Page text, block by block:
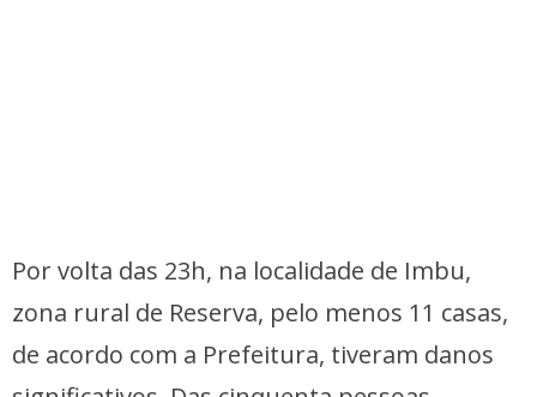
Por volta das 23h, na localidade de Imbu,
zona rural de Reserva, pelo menos 11 casas,
de acordo com a Prefeitura, tiveram danos